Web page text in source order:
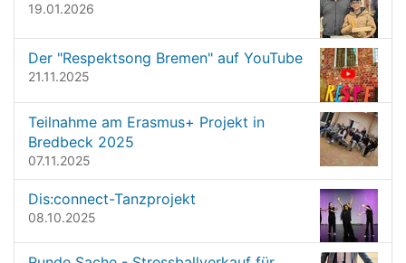
a
t
i
n
19.01.2026
Der "Respektsong Bremen" auf YouTube
21.11.2025
Teilnahme am Erasmus+ Projekt in
Bredbeck 2025
07.11.2025
Dis:connect-Tanzprojekt
08.10.2025